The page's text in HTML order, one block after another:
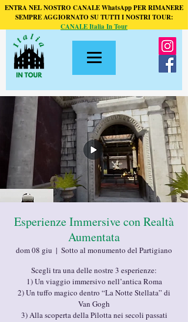
ENTRA NEL NOSTRO CANALE WhatsApp PER RIMANERE
SEMPRE AGGIORNATO SU TUTTI I NOSTRI TOUR:
CANALE Italia In Tour
Esperienze Immersive con Realtà
Aumentata
dom 08 giu
  |
Sotto al monumento del Partigiano
Scegli tra una delle nostre 3 esperienze:
1) Un viaggio immersivo nell’antica Roma
2) Un tuffo magico dentro “La Notte Stellata” di
Van Gogh
3) Alla scoperta della Pilotta nei secoli passati